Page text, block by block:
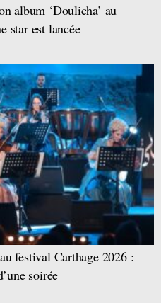
album ‘Doulicha’ au
star est lancée
festival Carthage 2026 :
soirée